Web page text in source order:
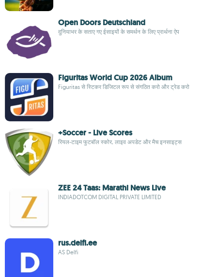
Open Doors Deutschland
दुनियाभर के सताए गए ईसाइयों के समर्थन के लिए प्रार्थना ऐप
Figuritas World Cup 2026 Album
Figuritas से स्टिकर डिजिटल रूप से संगठित करो और ट्रेड करो
+Soccer - Live Scores
रियल-टाइम फुटबॉल स्कोर, लाइव अपडेट और मैच इनसाइट्स
ZEE 24 Taas: Marathi News Live
INDIADOTCOM DIGITAL PRIVATE LIMITED
rus.delfi.ee
AS Delfi